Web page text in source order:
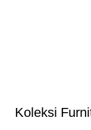
Koleksi